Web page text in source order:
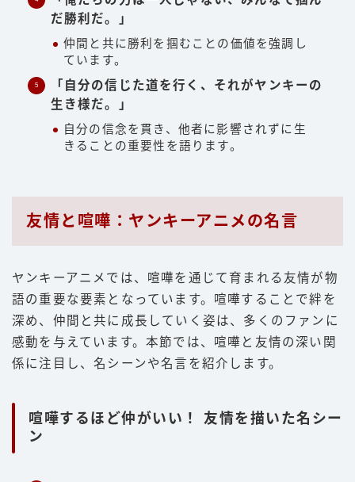
だ勝利だ。」
仲間と共に勝利を掴むことの価値を強調し
ています。
「自分の信じた道を行く、それがヤンキーの
生き様だ。」
自分の信念を貫き、他者に影響されずに生
きることの重要性を語ります。
友情と喧嘩：ヤンキーアニメの名言
ヤンキーアニメでは、喧嘩を通じて育まれる友情が物
語の重要な要素となっています。喧嘩することで絆を
深め、仲間と共に成長していく姿は、多くのファンに
感動を与えています。本節では、喧嘩と友情の深い関
係に注目し、名シーンや名言を紹介します。
喧嘩するほど仲がいい！ 友情を描いた名シー
ン